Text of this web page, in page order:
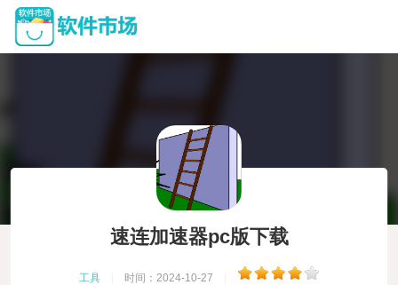
速连加速器pc版下载
工具 时间：2024-10-27